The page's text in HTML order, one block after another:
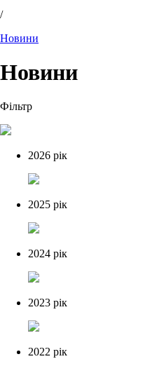
/
Новини
Новини
Фільтр
2026 рік
2025 рік
2024 рік
2023 рік
2022 рік